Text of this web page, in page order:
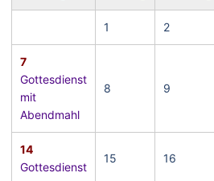
1 2
7
Gottesdienst
mit
Abendmahl
8 9
14
Gottesdienst
15 16